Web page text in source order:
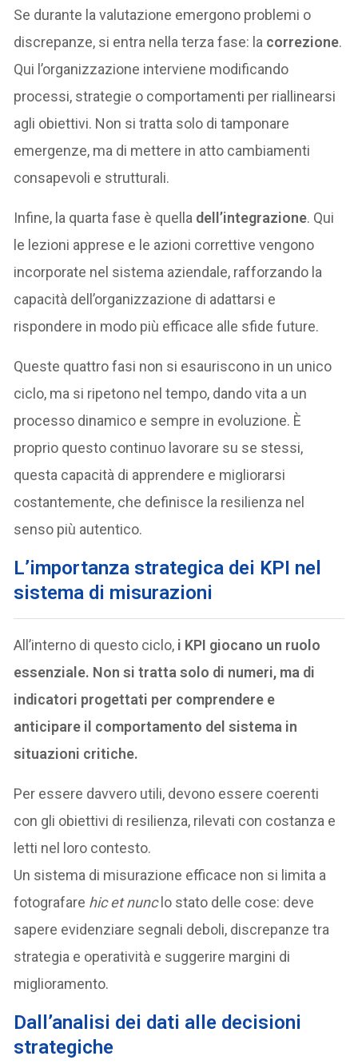
Se durante la valutazione emergono problemi o
discrepanze, si entra nella terza fase: la correzione.
Qui l’organizzazione interviene modificando
processi, strategie o comportamenti per riallinearsi
agli obiettivi. Non si tratta solo di tamponare
emergenze, ma di mettere in atto cambiamenti
consapevoli e strutturali.
Infine, la quarta fase è quella dell’integrazione. Qui
le lezioni apprese e le azioni correttive vengono
incorporate nel sistema aziendale, rafforzando la
capacità dell’organizzazione di adattarsi e
rispondere in modo più efficace alle sfide future.
Queste quattro fasi non si esauriscono in un unico
ciclo, ma si ripetono nel tempo, dando vita a un
processo dinamico e sempre in evoluzione. È
proprio questo continuo lavorare su se stessi,
questa capacità di apprendere e migliorarsi
costantemente, che definisce la resilienza nel
senso più autentico.
L’importanza strategica dei KPI nel
sistema di misurazioni
All’interno di questo ciclo, i KPI giocano un ruolo
essenziale. Non si tratta solo di numeri, ma di
indicatori progettati per comprendere e
anticipare il comportamento del sistema in
situazioni critiche.
Per essere davvero utili, devono essere coerenti
con gli obiettivi di resilienza, rilevati con costanza e
letti nel loro contesto.
Un sistema di misurazione efficace non si limita a
fotografare hic et nunclo stato delle cose: deve
sapere evidenziare segnali deboli, discrepanze tra
strategia e operatività e suggerire margini di
miglioramento.
Dall’analisi dei dati alle decisioni
strategiche